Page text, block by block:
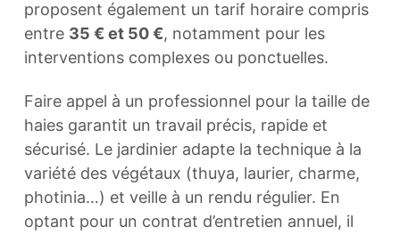
proposent également un tarif horaire compris
entre 35 € et 50 €, notamment pour les
interventions complexes ou ponctuelles.
Faire appel à un professionnel pour la taille de
haies garantit un travail précis, rapide et
sécurisé. Le jardinier adapte la technique à la
variété des végétaux (thuya, laurier, charme,
photinia…) et veille à un rendu régulier. En
optant pour un contrat d’entretien annuel, il